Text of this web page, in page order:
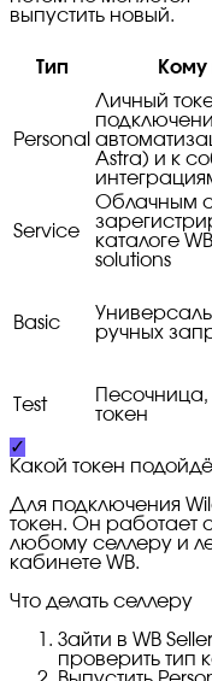
выпустить новый.
Тип Кому
Personal
Личный
Astra) и к
Service
Облачным
каталоге
solutions
Basic
ручных
Test
токен
✓
Какой токен
Для подключения
токен. Он работает
любому селлеру и
кабинете WB.
Что делать селлеру
Зайти в WB
проверить тип